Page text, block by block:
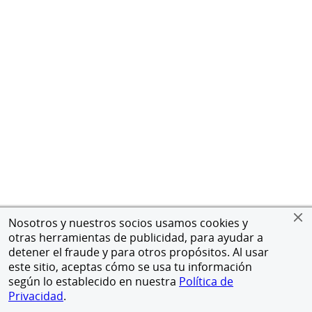
Nosotros y nuestros socios usamos cookies y
otras herramientas de publicidad, para ayudar a
detener el fraude y para otros propósitos. Al usar
este sitio, aceptas cómo se usa tu información
según lo establecido en nuestra Política de
Privacidad.